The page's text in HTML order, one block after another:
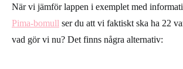
När vi jämför lappen i exemplet med
Pima-bomull ser du att vi faktiskt ska ha 22
vad gör vi nu? Det finns några alternativ: